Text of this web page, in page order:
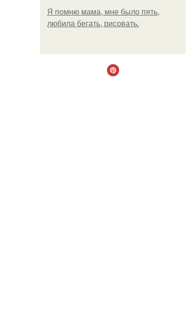
Я помню мама, мне было пять,
любила бегать, рисовать.